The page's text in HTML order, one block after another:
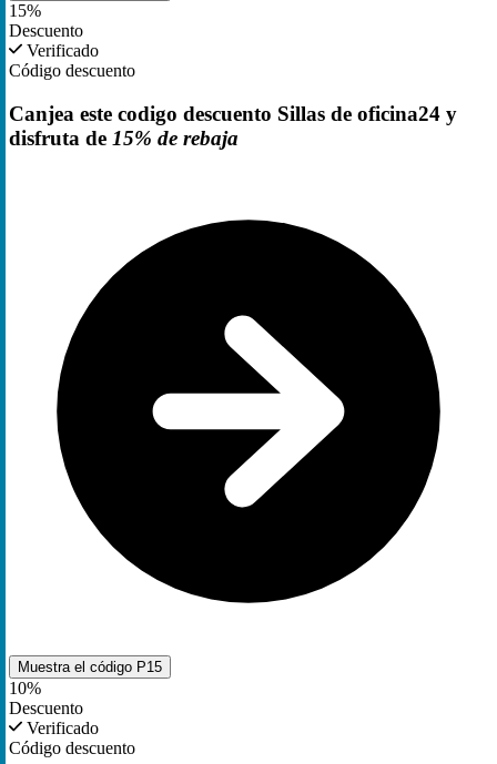
15%
Descuento
Verificado
Código descuento
Canjea este codigo descuento Sillas de oficina24 y
disfruta de 15% de rebaja
Muestra el código P15
10%
Descuento
Verificado
Código descuento